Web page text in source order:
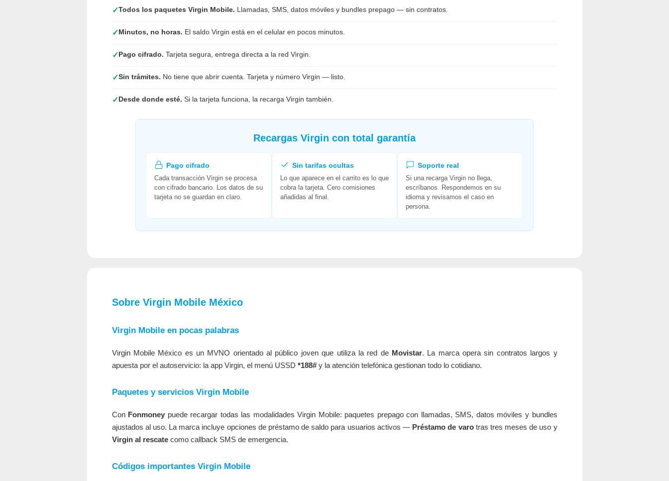
✓Todos los paquetes Virgin Mobile. Llamadas, SMS, datos móviles y bundles prepago — sin contratos.
✓Minutos, no horas. El saldo Virgin está en el celular en pocos minutos.
✓Pago cifrado. Tarjeta segura, entrega directa a la red Virgin.
✓Sin trámites. No tiene que abrir cuenta. Tarjeta y número Virgin — listo.
✓Desde donde esté. Si la tarjeta funciona, la recarga Virgin también.
Recargas Virgin con total garantía
Pago cifrado
Cada transacción Virgin se procesa
con cifrado bancario. Los datos de su
tarjeta no se guardan en claro.
Sin tarifas ocultas
Lo que aparece en el carrito es lo que
cobra la tarjeta. Cero comisiones
añadidas al final.
Soporte real
Si una recarga Virgin no llega,
escríbanos. Respondemos en su
idioma y revisamos el caso en
persona.
Sobre Virgin Mobile México
Virgin Mobile en pocas palabras
Virgin Mobile México es un MVNO orientado al público joven que utiliza la red de Movistar. La marca opera sin contratos largos y
apuesta por el autoservicio: la app Virgin, el menú USSD *188#y la atención telefónica gestionan todo lo cotidiano.
Paquetes y servicios Virgin Mobile
Con Fonmoney puede recargar todas las modalidades Virgin Mobile: paquetes prepago con llamadas, SMS, datos móviles y bundles
ajustados al uso. La marca incluye opciones de préstamo de saldo para usuarios activos — Préstamo de varotras tres meses de uso y
Virgin al rescatecomo callback SMS de emergencia.
Códigos importantes Virgin Mobile